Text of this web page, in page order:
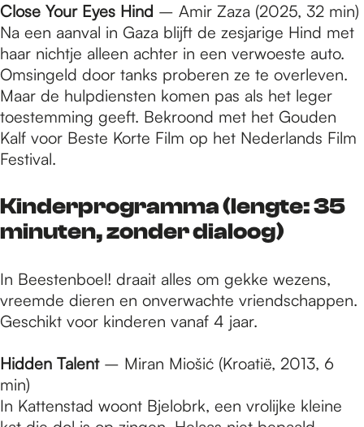
Close Your Eyes Hind – Amir Zaza (2025, 32 min)
Na een aanval in Gaza blijft de zesjarige Hind met
haar nichtje alleen achter in een verwoeste auto.
Omsingeld door tanks proberen ze te overleven.
Maar de hulpdiensten komen pas als het leger
toestemming geeft. Bekroond met het Gouden
Kalf voor Beste Korte Film op het Nederlands Film
Festival.
Kinderprogramma(lengte: 35
minuten, zonder dialoog)
In Beestenboel! draait alles om gekke wezens,
vreemde dieren en onverwachte vriendschappen.
Geschikt voor kinderen vanaf 4 jaar.
Hidden Talent– Miran Miošić (Kroatië, 2013, 6
min)
In Kattenstad woont Bjelobrk, een vrolijke kleine